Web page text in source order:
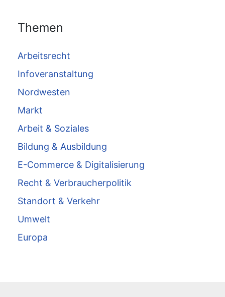
Themen
Arbeitsrecht
Infoveranstaltung
Nordwesten
Markt
Arbeit & Soziales
Bildung & Ausbildung
E-Commerce & Digitalisierung
Recht & Verbraucherpolitik
Standort & Verkehr
Umwelt
Europa